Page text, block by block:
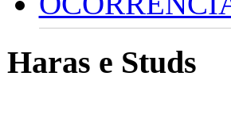
Haras e Studs